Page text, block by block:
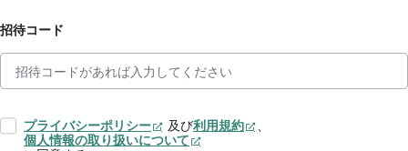
招待コード
プライバシーポリシー 及び利用規約
、
個人情報の取り扱いについて